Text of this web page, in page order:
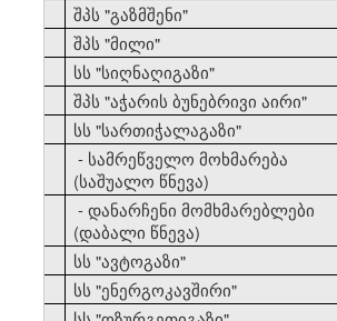
შპს "გაზმშენი"
შპს "მილი"
სს "სიღნაღიგაზი"
შპს "აჭარის ბუნებრივი აირი"
სს "სართიჭალაგაზი"
- სამრეწველო მოხმარება
(საშუალო წნევა)
- დანარჩენი მომხმარებლები
(დაბალი წნევა)
სს "ავტოგაზი"
სს "ენერგოკავშირი"